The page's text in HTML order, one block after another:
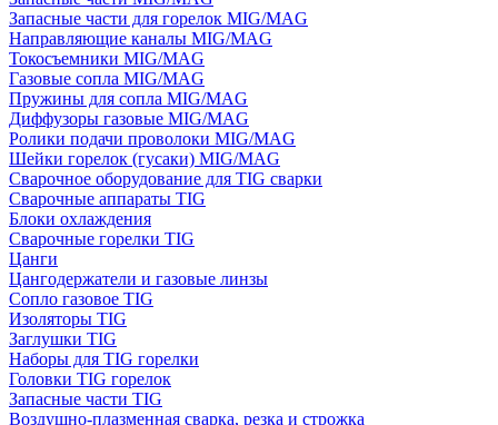
Запасные части для горелок MIG/MAG
Направляющие каналы MIG/MAG
Токосъемники MIG/MAG
Газовые сопла MIG/MAG
Пружины для сопла MIG/MAG
Диффузоры газовые MIG/MAG
Ролики подачи проволоки MIG/MAG
Шейки горелок (гусаки) MIG/MAG
Сварочное оборудование для TIG сварки
Сварочные аппараты TIG
Блоки охлаждения
Сварочные горелки TIG
Цанги
Цангодержатели и газовые линзы
Сопло газовое TIG
Изоляторы TIG
Заглушки TIG
Наборы для TIG горелки
Головки TIG горелок
Запасные части TIG
Воздушно-плазменная сварка, резка и строжка